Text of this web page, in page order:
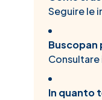
Seguire le
Buscopan
In quanto